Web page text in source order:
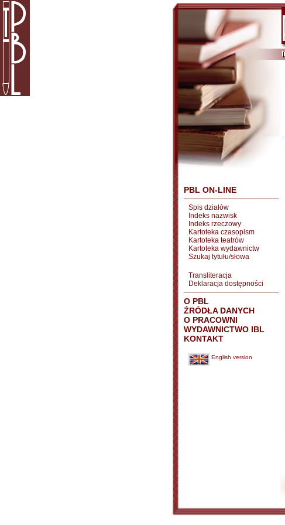
PBL ON-LINE
Spis działów
Indeks nazwisk
Indeks rzeczowy
Kartoteka czasopism
Kartoteka teatrów
Kartoteka wydawnictw
Szukaj tytułu/słowa
Transliteracja
Deklaracja dostępności
O PBL
ŹRÓDŁA DANYCH
O PRACOWNI
WYDAWNICTWO IBL
KONTAKT
English version